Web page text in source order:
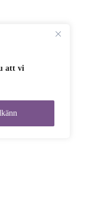
att vi